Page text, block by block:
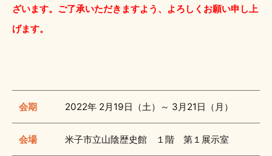
ざいます。ご了承いただきますよう、よろしくお願い申し上
げます。
会期 2022年 2月19日（土）～ 3月21日（月）
会場 米子市立山陰歴史館 １階 第１展示室